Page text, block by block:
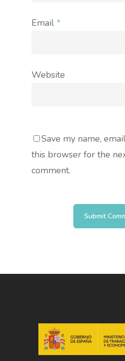
Email *
Website
Save my name,
this browser for the
comment.